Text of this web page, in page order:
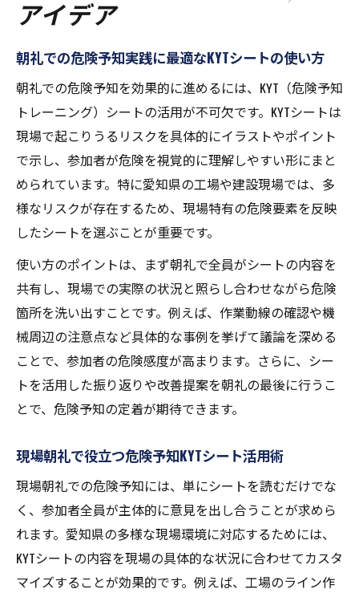
アイデア
朝礼での危険予知実践に最適なKYTシートの使い方
朝礼での危険予知を効果的に進めるには、KYT（危険予知
トレーニング）シートの活用が不可欠です。KYTシートは
現場で起こりうるリスクを具体的にイラストやポイント
で示し、参加者が危険を視覚的に理解しやすい形にまと
められています。特に愛知県の工場や建設現場では、多
様なリスクが存在するため、現場特有の危険要素を反映
したシートを選ぶことが重要です。
使い方のポイントは、まず朝礼で全員がシートの内容を
共有し、現場での実際の状況と照らし合わせながら危険
箇所を洗い出すことです。例えば、作業動線の確認や機
械周辺の注意点など具体的な事例を挙げて議論を深める
ことで、参加者の危険感度が高まります。さらに、シー
トを活用した振り返りや改善提案を朝礼の最後に行うこ
とで、危険予知の定着が期待できます。
現場朝礼で役立つ危険予知KYTシート活用術
現場朝礼での危険予知には、単にシートを読むだけでな
く、参加者全員が主体的に意見を出し合うことが求めら
れます。愛知県の多様な現場環境に対応するためには、
KYTシートの内容を現場の具体的な状況に合わせてカスタ
マイズすることが効果的です。例えば、工場のライン作